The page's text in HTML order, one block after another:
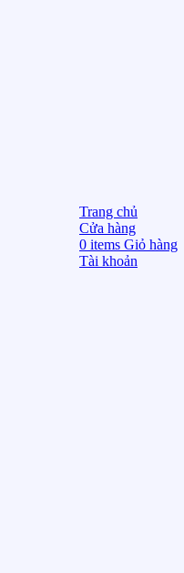
Trang chủ
Cửa hàng
0 items Giỏ hàng
Tài khoản